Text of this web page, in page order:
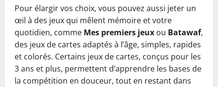
Pour élargir vos choix, vous pouvez aussi jeter un
œil à des jeux qui mêlent mémoire et votre
quotidien, comme Mes premiers jeux ou Batawaf,
des jeux de cartes adaptés à l’âge, simples, rapides
et colorés. Certains jeux de cartes, conçus pour les
3 ans et plus, permettent d’apprendre les bases de
la compétition en douceur, tout en restant dans